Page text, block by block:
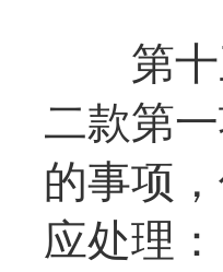
第十三
二款第
的事项
应处理：